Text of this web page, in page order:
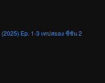
(2025) Ep. 1-3 เทปสยอง ซีซัน 2